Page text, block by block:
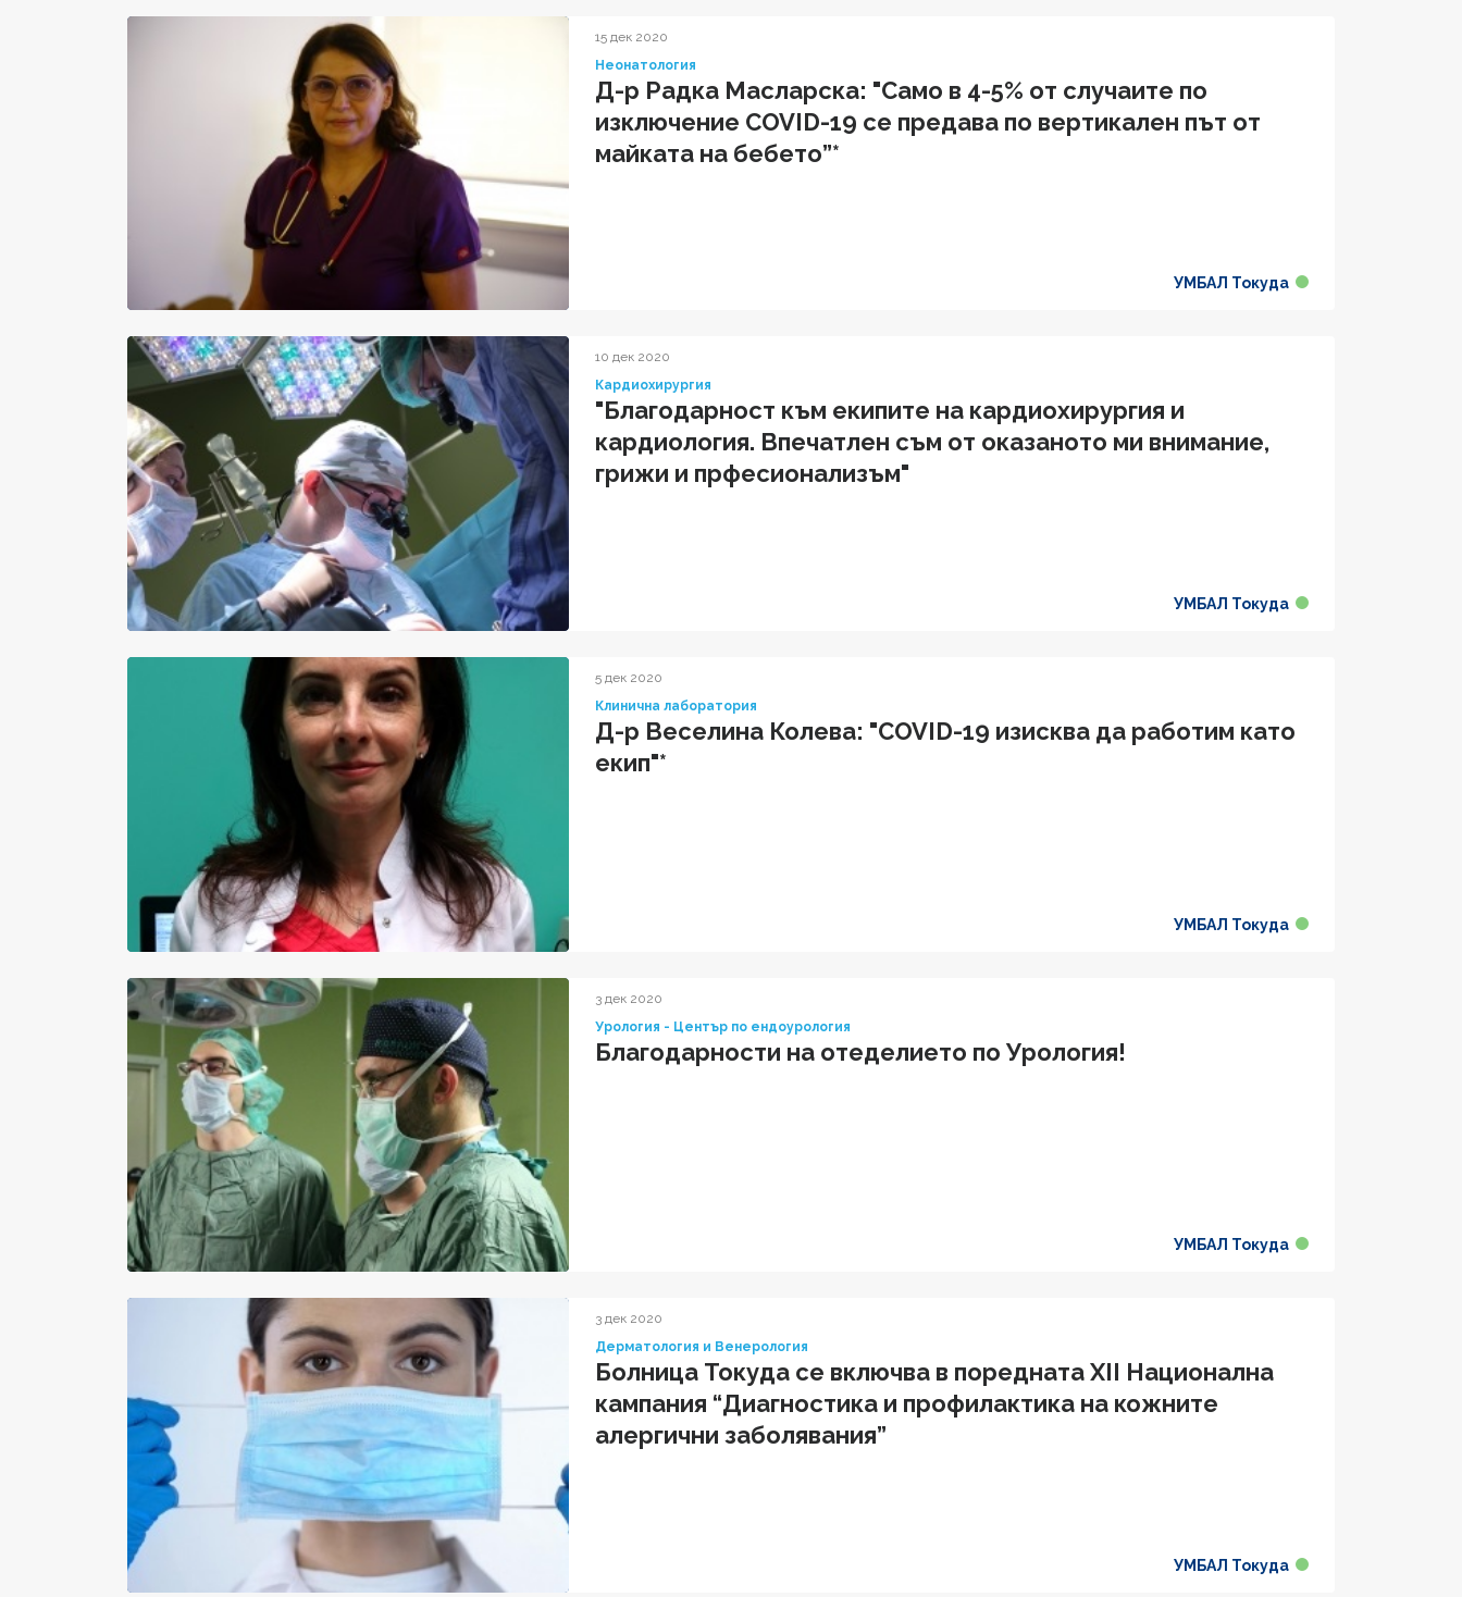
15 дек 2020
Неонатология
Д-р Радка Масларска: "Само в 4-5% от случаите по
изключение COVID-19 се предава по вертикален път от
майката на бебето”*
УМБАЛ Токуда
10 дек 2020
Кардиохирургия
"Благодарност към екипите на кардиохирургия и
кардиология. Впечатлен съм от оказаното ми внимание,
грижи и прфесионализъм"
УМБАЛ Токуда
5 дек 2020
Клинична лаборатория
Д-р Веселина Колева: "COVID-19 изисква да работим като
екип"*
УМБАЛ Токуда
3 дек 2020
Урология - Център по ендоурология
Благодарности на отеделието по Урология!
УМБАЛ Токуда
3 дек 2020
Дерматология и Венерология
Болница Токуда се включва в поредната XII Национална
кампания “Диагностика и профилактика на кожните
алергични заболявания”
УМБАЛ Токуда